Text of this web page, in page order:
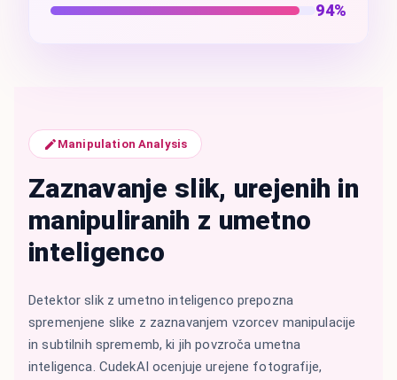
94%
Manipulation Analysis
Zaznavanje slik, urejenih in
manipuliranih z umetno
inteligenco
Detektor slik z umetno inteligenco prepozna
spremenjene slike z zaznavanjem vzorcev manipulacije
in subtilnih sprememb, ki jih povzroča umetna
inteligenca. CudekAI ocenjuje urejene fotografije,